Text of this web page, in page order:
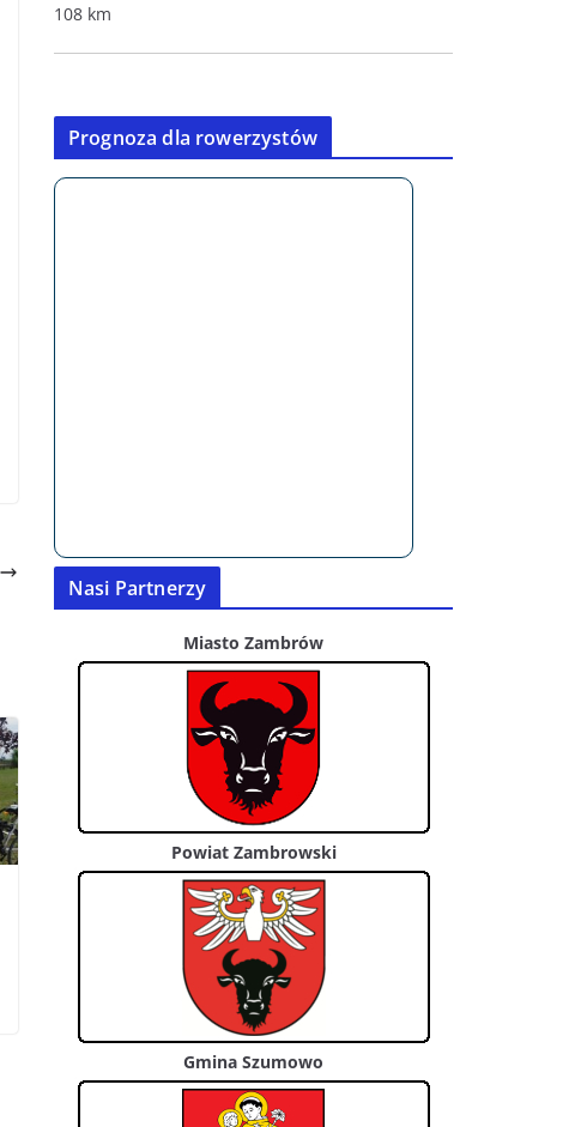
108 km
Prognoza dla rowerzystów
Nasi Partnerzy
Miasto Zambrów
Powiat Zambrowski
Gmina Szumowo